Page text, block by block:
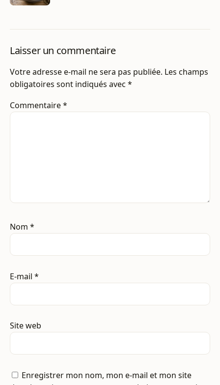
Laisser un commentaire
Votre adresse e-mail ne sera pas publiée. Les champs
obligatoires sont indiqués avec *
Commentaire*
Nom *
E-mail *
Site web
Enregistrer mon nom, mon e-mail et mon site